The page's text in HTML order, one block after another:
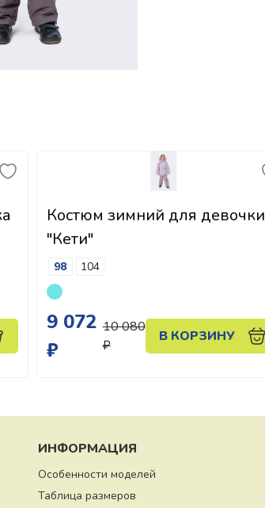
Костюм зимний для девочки
"Кети"
98 104
9 072
₽
10 080
₽
В КОРЗИНУ
ИНФОРМАЦИЯ
Особенности моделей
Таблица размеров